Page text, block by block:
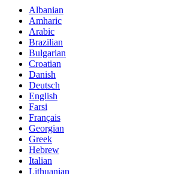
Albanian
Amharic
Arabic
Brazilian
Bulgarian
Croatian
Danish
Deutsch
English
Farsi
Français
Georgian
Greek
Hebrew
Italian
Lithuanian